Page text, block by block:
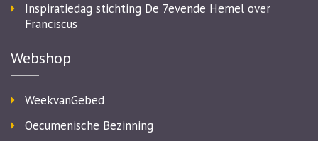
Inspiratiedag stichting De 7evende Hemel over
Franciscus
Webshop
WeekvanGebed
Oecumenische Bezinning